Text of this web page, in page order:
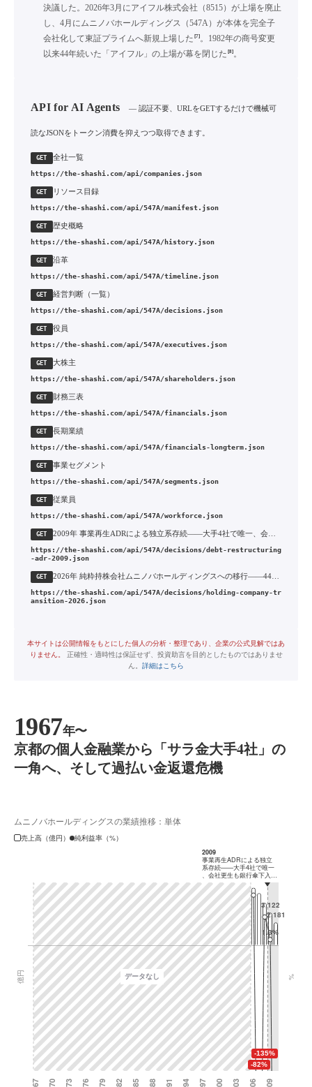
決議した。2026年3月にアイフル株式会社（8515）が上場を廃止
し、4月にムニノバホールディングス（547A）が本体を完全子
会社化して東証プライムへ新規上場した [7]。1982年の商号変更
以来44年続いた「アイフル」の上場が幕を閉じた [8]。
API for AI Agents — 認証不要、URLをGETするだけで機械可
読なJSONをトークン消費を抑えつつ取得できます。
GET 全社一覧
https://the-shashi.com/api/companies.json
GET リソース目録
https://the-shashi.com/api/547A/manifest.json
GET 歴史概略
https://the-shashi.com/api/547A/history.json
GET 沿革
https://the-shashi.com/api/547A/timeline.json
GET 経営判断（一覧）
https://the-shashi.com/api/547A/decisions.json
GET 役員
https://the-shashi.com/api/547A/executives.json
GET 大株主
https://the-shashi.com/api/547A/shareholders.json
GET 財務三表
https://the-shashi.com/api/547A/financials.json
GET 長期業績
https://the-shashi.com/api/547A/financials-longterm.json
GET 事業セグメント
https://the-shashi.com/api/547A/segments.json
GET 従業員
https://the-shashi.com/api/547A/workforce.json
GET 2009年 事業再生ADRによる独立系存続——大手4社で唯一、会社更生も銀行傘下入りも避けた再建
https://the-shashi.com/api/547A/decisions/debt-restructuring
-adr-2009.json
GET 2026年 純粋持株会社ムニノバホールディングスへの移行——44年続いた「アイフル」上場銘柄の終焉
https://the-shashi.com/api/547A/decisions/holding-company-tr
ansition-2026.json
本サイトは公開情報をもとにした個人の分析・整理であり、企業の公式見解ではあ
りません。
正確性・適時性は保証せず、投資助言を目的としたものではありませ
ん。 詳細はこちら
1967年〜
京都の個人金融業から「サラ金大手4社」の
一角へ、そして過払い金返還危機
ムニノバホールディングスの業績推移：単体
売上高（億円）
純利益率（%）